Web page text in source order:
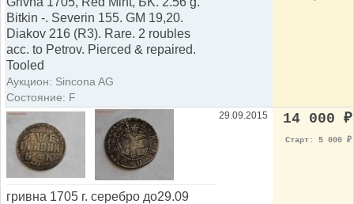
Bitkin -. Severin 155. GM 19,20.
Diakov 216 (R3). Rare. 2 roubles
acc. to Petrov. Pierced & repaired.
Tooled
Аукцион: Sincona AG
Состояние: F
гривна 1705 г. серебро до29.09
29.09.2015 14 000 ₽
Старт: 5 000 ₽